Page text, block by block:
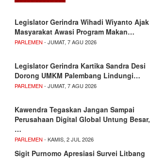
Legislator Gerindra Wihadi Wiyanto Ajak
Masyarakat Awasi Program Makan…
PARLEMEN - JUMAT, 7 AGU 2026
Legislator Gerindra Kartika Sandra Desi
Dorong UMKM Palembang Lindungi…
PARLEMEN - JUMAT, 7 AGU 2026
Kawendra Tegaskan Jangan Sampai
Perusahaan Digital Global Untung Besar,
…
PARLEMEN - KAMIS, 2 JUL 2026
Sigit Purnomo Apresiasi Survei Litbang